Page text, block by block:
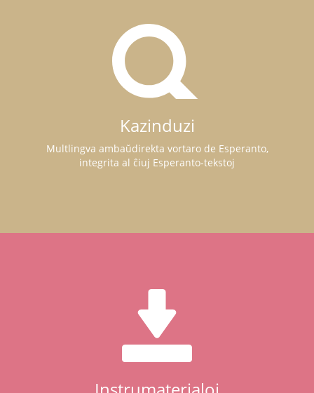
Kazinduzi
Multlingva ambaŭdirekta vortaro de Esperanto,
integrita al ĉiuj Esperanto-tekstoj